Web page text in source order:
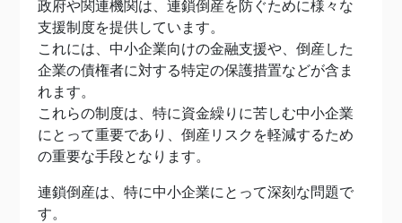
政府や関連機関は、連鎖倒産を防ぐために様々な
支援制度を提供しています。
これには、中小企業向けの金融支援や、倒産した
企業の債権者に対する特定の保護措置などが含ま
れます。
これらの制度は、特に資金繰りに苦しむ中小企業
にとって重要であり、倒産リスクを軽減するため
の重要な手段となります。
連鎖倒産は、特に中小企業にとって深刻な問題で
す。